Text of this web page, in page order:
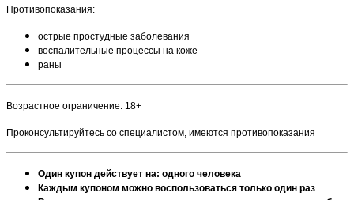
Противопоказания:
острые простудные заболевания
воспалительные процессы на коже
раны
Возрастное ограничение: 18+
Проконсультируйтесь со специалистом, имеются противопоказания
Один купон действует на: одного человека
Каждым купоном можно воспользоваться только один раз